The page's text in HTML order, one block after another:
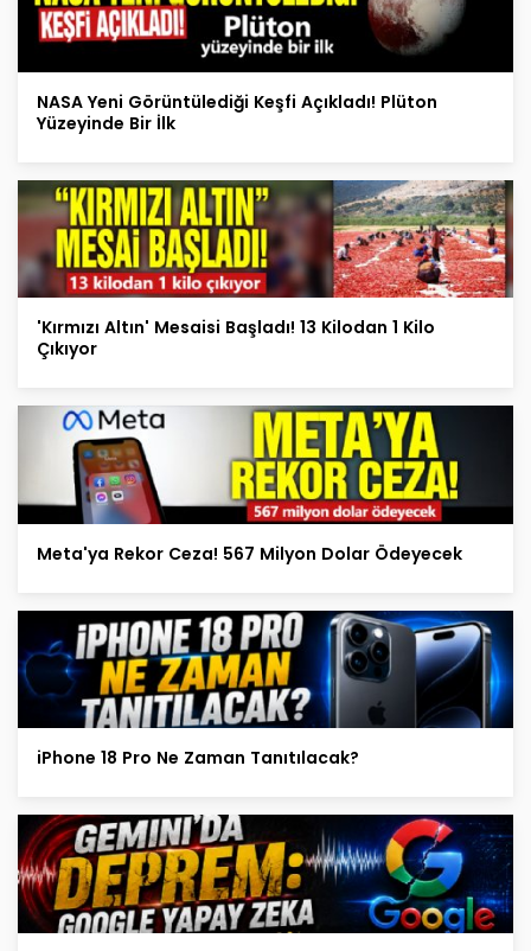
NASA Yeni Görüntülediği Keşfi Açıkladı! Plüton
Yüzeyinde Bir İlk
'Kırmızı Altın' Mesaisi Başladı! 13 Kilodan 1 Kilo
Çıkıyor
Meta'ya Rekor Ceza! 567 Milyon Dolar Ödeyecek
iPhone 18 Pro Ne Zaman Tanıtılacak?